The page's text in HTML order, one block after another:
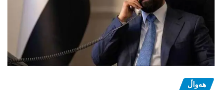
هەواڵ